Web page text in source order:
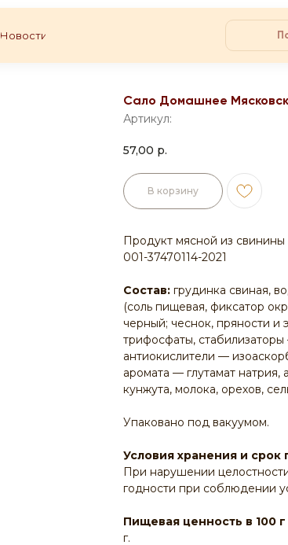
Новости
Сало Домашнее
Артикул:
57,00 р.
В корзину
Продукт мясной из
001-37470114-2021
Состав: грудинка свиная,
(соль пищевая, фиксатор
черный; чеснок, пряности и
трифосфаты,
антиокислители —
аромата — глутамат
кунжута, молока, орехов,
Упаковано под вакуумом.
Условия хранения и срок
При нарушении
годности при соблюдении
Пищевая ценность в 100
г.